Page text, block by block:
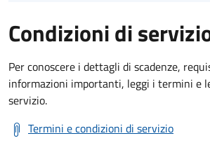
Condizioni di
Per conoscere i dettagli di scadenze,
informazioni importanti, leggi i termini e
servizio.
Termini e condizioni di servizio